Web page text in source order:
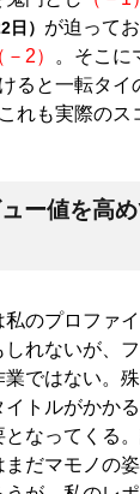
日） が迫って
－2）
。そこに
ると一転タイ
れも実際の
ー値を高
のプロファ
れないが、
ではない。
トルがかか
なってくる
まだマモノの